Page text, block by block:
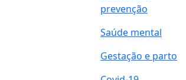
prevenção
Saúde mental
Gestação e parto